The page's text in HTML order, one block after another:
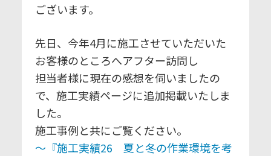
ございます。
先日、今年4月に施工させていただいた
お客様のところへアフター訪問し
担当者様に現在の感想を伺いましたの
で、施工実績ページに追加掲載いたしま
した。
施工事例と共にご覧ください。
～『施工実績26 夏と冬の作業環境を考